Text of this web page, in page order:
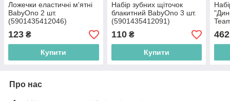
Ложечки еластичні м'ятні
BabyOno 2 шт.
(5901435412046)
123 ₴
Купити
Набір зубних щіточок
блакитний BabyOno 3 шт.
(5901435412091)
110₴
Купити
462
Про нас